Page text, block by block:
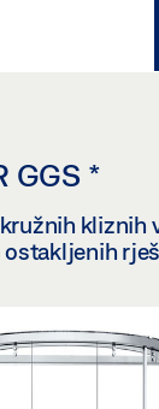
GGS *
kliznih